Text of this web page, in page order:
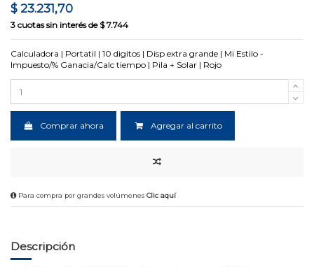
$ 23.231,70
3 cuotas sin interés de $ 7.744
Calculadora | Portatil | 10 digitos | Disp extra grande | Mi Estilo -
Impuesto/% Ganacia/Calc tiempo | Pila + Solar | Rojo
Comprar ahora Agregar al carrito
Para compra por grandes volúmenes Clic aquí
Descripción